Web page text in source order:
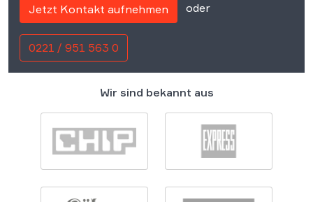
Jetzt Kontakt aufnehmen oder
0221 / 951 563 0
Wir sind bekannt aus